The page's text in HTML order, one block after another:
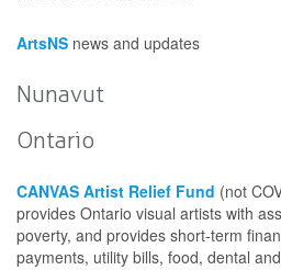
ArtsNS news and updates
Nunavut
Ontario
CANVAS Artist Relief Fund (not
provides Ontario visual artists with
poverty, and provides short-term
payments, utility bills, food, dental